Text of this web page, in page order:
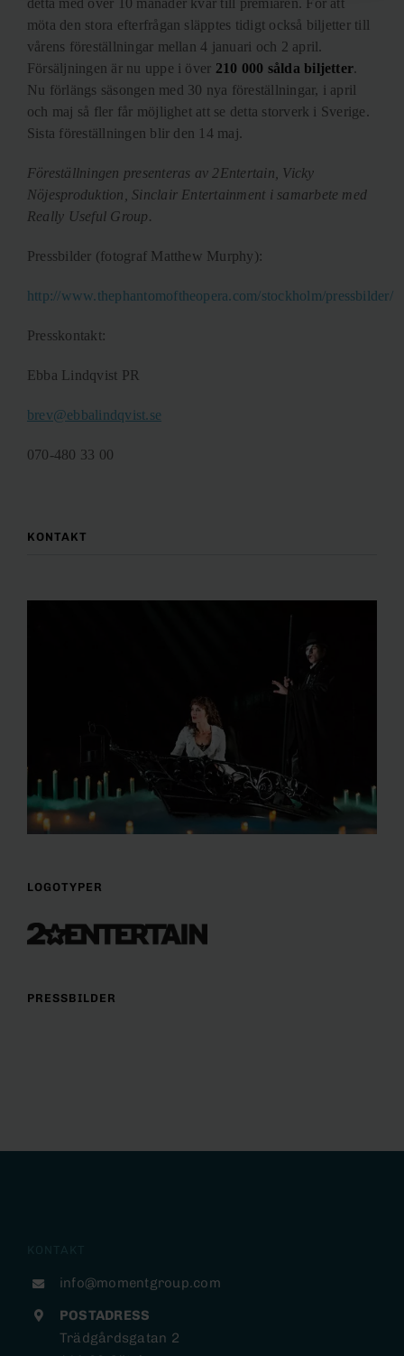
möta den stora efterfrågan släpptes tidigt också biljetter till
vårens föreställningar mellan 4 januari och 2 april.
Försäljningen är nu uppe i över 210 000 sålda biljetter.
Nu förlängs säsongen med 30 nya föreställningar, i april
och maj så fler får möjlighet att se detta storverk i Sverige.
Sista föreställningen blir den 14 maj.
Föreställningen presenteras av 2Entertain, Vicky
Nöjesproduktion, Sinclair Entertainment i samarbete med
Really Useful Group.
Pressbilder (fotograf Matthew Murphy):
http://www.thephantomoftheopera.com/stockholm/pressbilder/
Presskontakt:
Ebba Lindqvist PR
brev@ebbalindqvist.se
070-480 33 00
KONTAKT
LOGOTYPER
PRESSBILDER
info@momentgroup.com
POSTADRESS
Trädgårdsgatan 2